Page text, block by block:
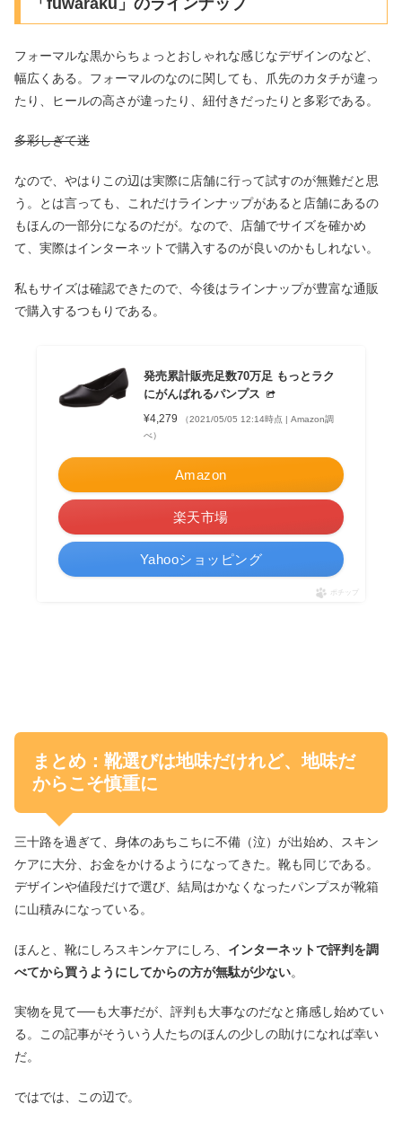
「fuwaraku」のラインナップ
フォーマルな黒からちょっとおしゃれな感じなデザインのなど、
幅広くある。フォーマルのなのに関しても、爪先のカタチが違っ
たり、ヒールの高さが違ったり、紐付きだったりと多彩である。
多彩しぎて迷
なので、やはりこの辺は実際に店舗に行って試すのが無難だと思
う。とは言っても、これだけラインナップがあると店舗にあるの
もほんの一部分になるのだが。なので、店舗でサイズを確かめ
て、実際はインターネットで購入するのが良いのかもしれない。
私もサイズは確認できたので、今後はラインナップが豊富な通販
で購入するつもりである。
発売累計販売足数70万足 もっとラク
にがんばれるパンプス
¥4,279
（2021/05/05 12:14時点 | Amazon調
べ）
Amazon
楽天市場
Yahooショッピング
ポチップ
まとめ：靴選びは地味だけれど、地味だ
からこそ慎重に
三十路を過ぎて、身体のあちこちに不備（泣）が出始め、スキン
ケアに大分、お金をかけるようになってきた。靴も同じである。
デザインや値段だけで選び、結局はかなくなったパンプスが靴箱
に山積みになっている。
ほんと、靴にしろスキンケアにしろ、 インターネットで評判を調
べてから買うようにしてからの方が無駄が少ない。
実物を見て──も大事だが、評判も大事なのだなと痛感し始めてい
る。この記事がそういう人たちのほんの少しの助けになれば幸い
だ。
ではでは、この辺で。